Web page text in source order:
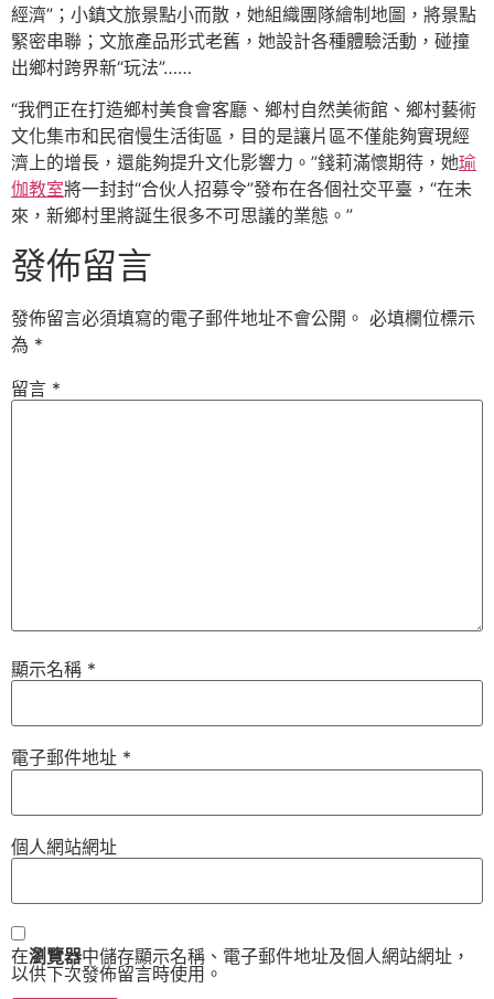
經濟”；小鎮文旅景點小而散，她組織團隊繪制地圖，將景點
緊密串聯；文旅產品形式老舊，她設計各種體驗活動，碰撞
出鄉村跨界新“玩法”……
“我們正在打造鄉村美食會客廳、鄉村自然美術館、鄉村藝術
文化集市和民宿慢生活街區，目的是讓片區不僅能夠實現經
濟上的增長，還能夠提升文化影響力。”錢莉滿懷期待，她瑜
伽教室將一封封“合伙人招募令”發布在各個社交平臺，“在未
來，新鄉村里將誕生很多不可思議的業態。”
發佈留言
發佈留言必須填寫的電子郵件地址不會公開。 必填欄位標示
為 *
留言 *
顯示名稱 *
電子郵件地址 *
個人網站網址
在瀏覽器中儲存顯示名稱、電子郵件地址及個人網站網址，
以供下次發佈留言時使用。